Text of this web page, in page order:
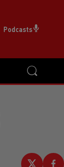
Podcasts